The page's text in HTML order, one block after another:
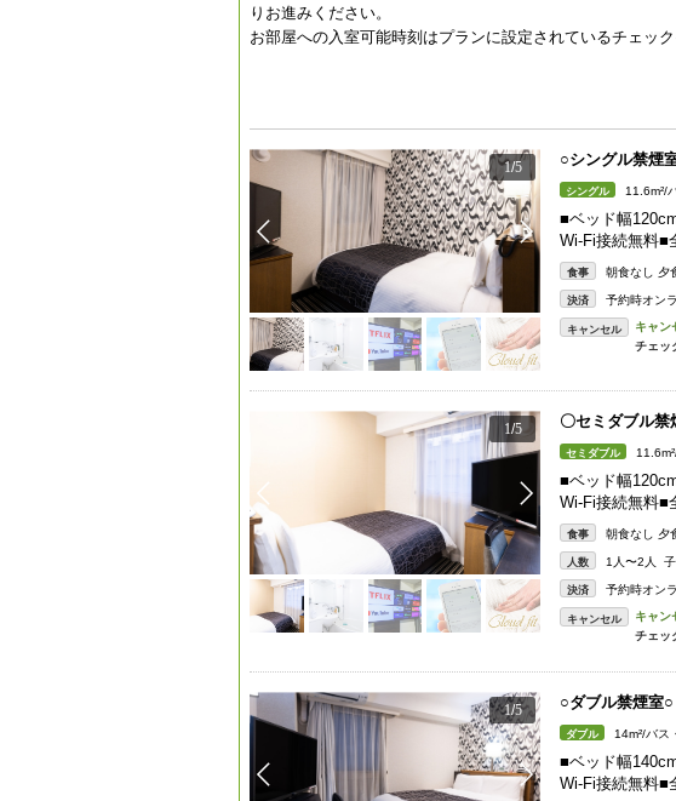
りお進みください。
お部屋への入室可能時刻はプランに設定されているチェッ
1/5 ○シングル禁煙
シングル 11.6m²/
■ベッド幅
Wi-Fi接続無料■
食事 朝食なし 夕
決済 予約時オン
キャンセル
1/5 〇セミダブル禁
セミダブル
■ベッド幅
Wi-Fi接続無料■
食事 朝食なし 夕
人数 1人〜2人 子
決済 予約時オン
キャンセル
1/5 ○ダブル禁煙室○
ダブル 14m²/バス
■ベッド幅
Wi-Fi接続無料■